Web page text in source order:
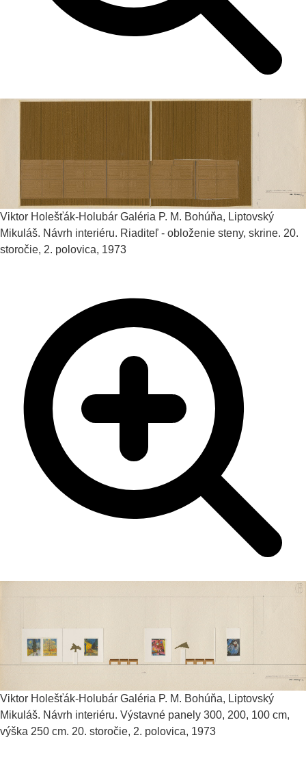
Viktor Holešťák-Holubár Galéria P. M. Bohúňa, Liptovský
Mikuláš. Návrh interiéru. Riaditeľ - obloženie steny, skrine. 20.
storočie, 2. polovica, 1973
Viktor Holešťák-Holubár Galéria P. M. Bohúňa, Liptovský
Mikuláš. Návrh interiéru. Výstavné panely 300, 200, 100 cm,
výška 250 cm. 20. storočie, 2. polovica, 1973